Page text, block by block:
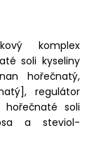
komplex
soli kyseliny
hořečnatý,
regulátor
hořečnaté soli
a steviol-